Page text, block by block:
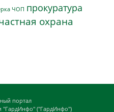
ЧОП прокуратура
охрана
портал
"ГардИнфо" ("ГардИнфо")